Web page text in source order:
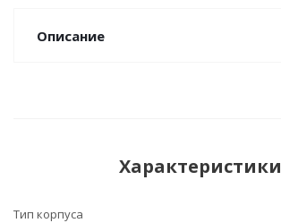
Описание
Характеристики
Тип корпуса